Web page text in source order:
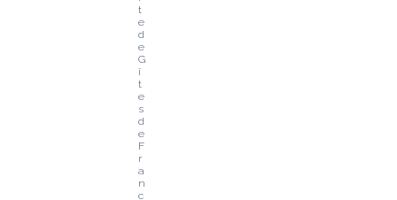
t
e
d
e
G
î
t
e
s
d
e
F
r
a
n
c